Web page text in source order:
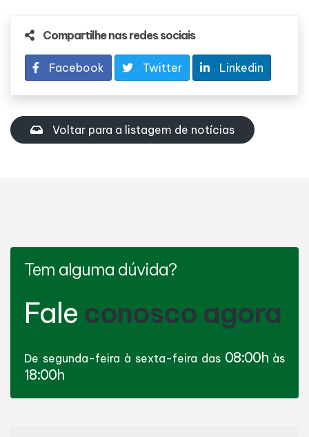
Compartilhe nas redes sociais
Facebook Twitter Linkedin
Voltar para a listagem de notícias
Tem alguma dúvida?
Fale conosco agora
De segunda-feira à sexta-feira das 08:00h às
18:00h